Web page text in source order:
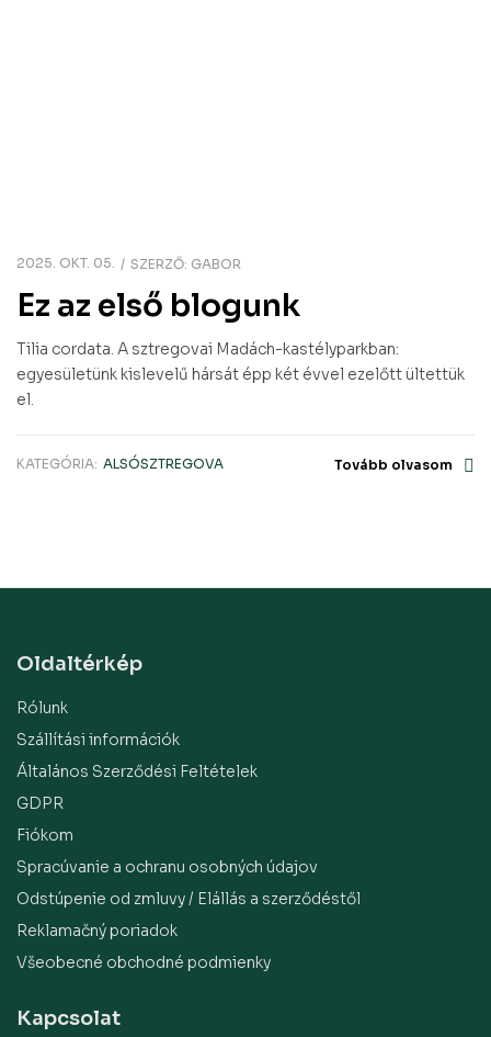
2025. OKT. 05. SZERZŐ: GABOR
Ez az első blogunk
Tilia cordata. A sztregovai Madách-kastélyparkban:
egyesületünk kislevelű hársát épp két évvel ezelőtt ültettük
el.
KATEGÓRIA: ALSÓSZTREGOVA Tovább olvasom
Oldaltérkép
Rólunk
Szállítási információk
Általános Szerződési Feltételek
GDPR
Fiókom
Spracúvanie a ochranu osobných údajov
Odstúpenie od zmluvy / Elállás a szerződéstől
Reklamačný poriadok
Všeobecné obchodné podmienky
Kapcsolat